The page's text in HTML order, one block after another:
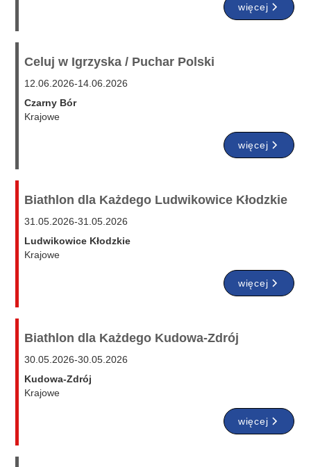
więcej
Celuj w Igrzyska / Puchar Polski
12.06.2026-14.06.2026
Czarny Bór
Krajowe
więcej
Biathlon dla Każdego Ludwikowice Kłodzkie
31.05.2026-31.05.2026
Ludwikowice Kłodzkie
Krajowe
więcej
Biathlon dla Każdego Kudowa-Zdrój
30.05.2026-30.05.2026
Kudowa-Zdrój
Krajowe
więcej